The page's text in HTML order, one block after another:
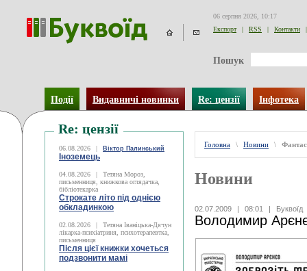
06 серпня 2026, 10:17
Експорт
| RSS | Контакти |
Пошук
Події Видавничі новинки Re: цензії Інфотека
Re: цензії
06.08.2026 | Віктор Палинський
Іноземець
04.08.2026 |
Тетяна Мороз,
письменниця, книжкова оглядачка,
бібліотекарка
Строкате літо під однією
обкладинкою
02.08.2026 |
Тетяна Іваніцька-Дячун
лікарка-психіатриня, психотерапевтка,
письменниця
Після цієї книжки хочеться
подзвонити мамі
Головна \ Новини \
Новини
02.07.2009 | 08:01 | Буквоїд
Володимир